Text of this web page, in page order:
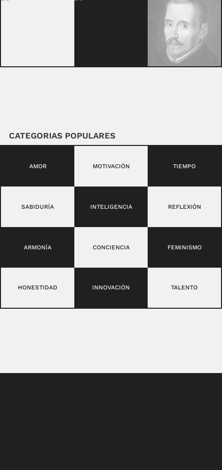
CATEGORIAS POPULARES
AMOR MOTIVACIÓN TIEMPO
SABIDURÍA INTELIGENCIA REFLEXIÓN
ARMONÍA CONCIENCIA FEMINISMO
HONESTIDAD INNOVACIÓN TALENTO